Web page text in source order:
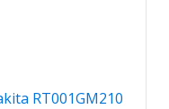
RT001GM210